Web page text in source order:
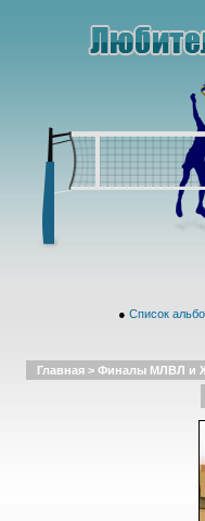
● Список
Главная > Финалы МЛВЛ и